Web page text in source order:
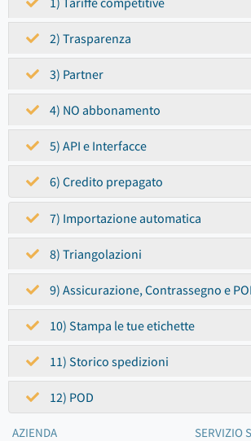
2) Trasparenza
3) Partner
4) NO abbonamento
5) API e Interfacce
6) Credito prepagato
7) Importazione automatica
8) Triangolazioni
9) Assicurazione, Contrassegno e
10) Stampa le tue etichette
11) Storico spedizioni
12) POD
AZIENDA
SERVIZIO